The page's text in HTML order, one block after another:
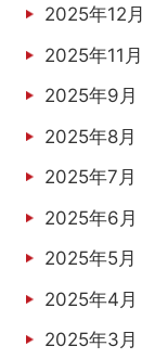
2025年12月
2025年11月
2025年9月
2025年8月
2025年7月
2025年6月
2025年5月
2025年4月
2025年3月